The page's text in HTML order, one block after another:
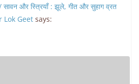
और स्त्रियाँ : झूले, गीत और सुहाग व्रत
Lok Geet says: